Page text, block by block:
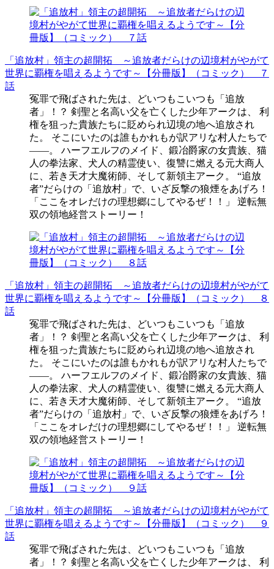
「追放村」領主の超開拓 ～追放者だらけの辺境村がやがて
世界に覇権を唱えるようです～【分冊版】（コミック） ７
話
冤罪で飛ばされた先は、どいつもこいつも「追放
者」！？ 剣聖と名高い父を亡くした少年アークは、 利
権を狙った貴族たちに貶められ辺境の地へ追放され
た。 そこにいたのは誰もかれもが訳アリな村人たちで
――。 ハーフエルフのメイド、鍛冶爵家の女貴族、猫
人の拳法家、犬人の精霊使い、復讐に燃える元大商人
に、若き天才大魔術師、そして新領主アーク。 “追放
者”だらけの「追放村」で、いざ反撃の狼煙をあげろ！
「ここをオレだけの理想郷にしてやるぜ！！」 逆転無
双の領地経営ストーリー！
「追放村」領主の超開拓 ～追放者だらけの辺境村がやがて
世界に覇権を唱えるようです～【分冊版】（コミック） ８
話
冤罪で飛ばされた先は、どいつもこいつも「追放
者」！？ 剣聖と名高い父を亡くした少年アークは、 利
権を狙った貴族たちに貶められ辺境の地へ追放され
た。 そこにいたのは誰もかれもが訳アリな村人たちで
――。 ハーフエルフのメイド、鍛冶爵家の女貴族、猫
人の拳法家、犬人の精霊使い、復讐に燃える元大商人
に、若き天才大魔術師、そして新領主アーク。 “追放
者”だらけの「追放村」で、いざ反撃の狼煙をあげろ！
「ここをオレだけの理想郷にしてやるぜ！！」 逆転無
双の領地経営ストーリー！
「追放村」領主の超開拓 ～追放者だらけの辺境村がやがて
世界に覇権を唱えるようです～【分冊版】（コミック） ９
話
冤罪で飛ばされた先は、どいつもこいつも「追放
者」！？ 剣聖と名高い父を亡くした少年アークは、 利